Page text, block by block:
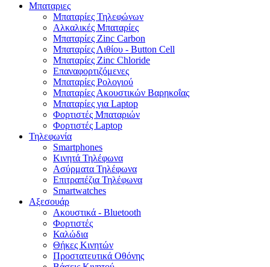
Μπαταριες
Μπαταρίες Τηλεφώνων
Αλκαλικές Μπαταρίες
Μπαταρίες Zinc Carbon
Μπαταρίες Λιθίου - Button Cell
Μπαταρίες Zinc Chloride
Επαναφορτιζόμενες
Μπαταρίες Ρολογιού
Μπαταρίες Ακουστικών Βαρηκοΐας
Μπαταρίες για Laptop
Φορτιστές Μπαταριών
Φορτιστές Laptop
Τηλεφωνία
Smartphones
Κινητά Τηλέφωνα
Ασύρματα Τηλέφωνα
Επιτραπέζια Τηλέφωνα
Smartwatches
Αξεσουάρ
Ακουστικά - Bluetooth
Φορτιστές
Καλώδια
Θήκες Κινητών
Προστατευτικά Οθόνης